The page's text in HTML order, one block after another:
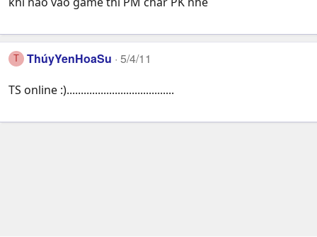
T ThúyYenHoaSu 5/4/11
TS online :)......................................